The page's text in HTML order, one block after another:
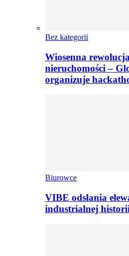
Bez kategorii
Wiosenna
nieruchomości –
organizuje
Biurowce
VIBE odsłania
industrialnej